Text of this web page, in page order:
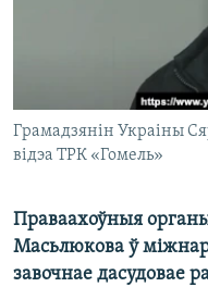
Грамадзянін Украіны
відэа ТРК «Гомель»
Праваахоўныя
Масьлюкова ў
завочнае дасудовае